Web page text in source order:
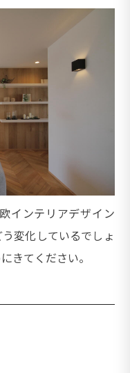
インテリアデザイン
変化しているでしょ
きてください。